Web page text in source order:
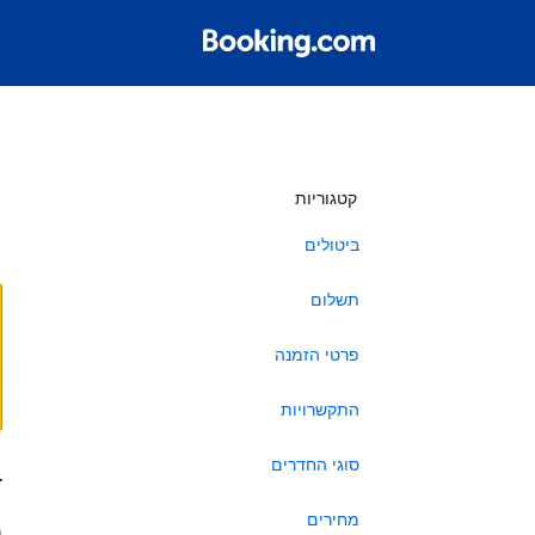
קטגוריות
ביטולים
תשלום
פרטי הזמנה
התקשרויות
סוגי החדרים
מחירים